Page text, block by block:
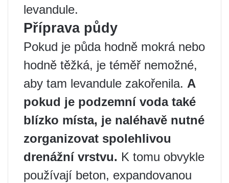
levandule.
Příprava půdy
Pokud je půda hodně mokrá nebo
hodně těžká, je téměř nemožné,
aby tam levandule zakořenila. A
pokud je podzemní voda také
blízko místa, je naléhavě nutné
zorganizovat spolehlivou
drenážní vrstvu. K tomu obvykle
používají beton, expandovanou